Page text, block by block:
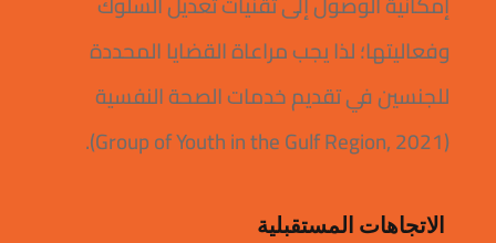
وفعاليتها؛ لذا يجب مراعاة القضايا المحددة
للجنسين في تقديم خدمات الصحة النفسية
(Group of Youth in the Gulf Region, 2021).
الاتجاهات المستقبلية